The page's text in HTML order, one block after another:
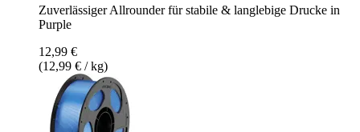
Zuverlässiger Allrounder für stabile & langlebige Drucke in
Purple
12,99 €
(12,99 € / kg)